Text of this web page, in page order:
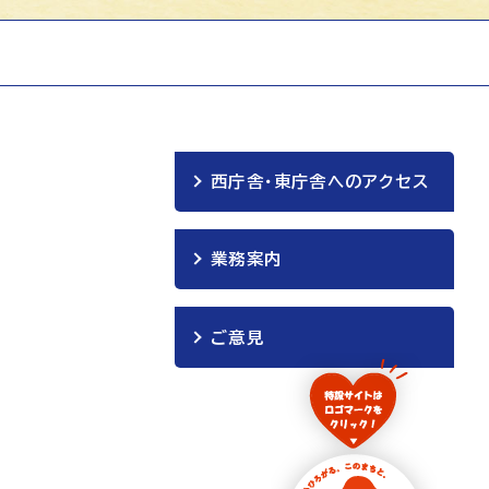
西庁舎・東庁舎へのアクセス
業務案内
ご意見